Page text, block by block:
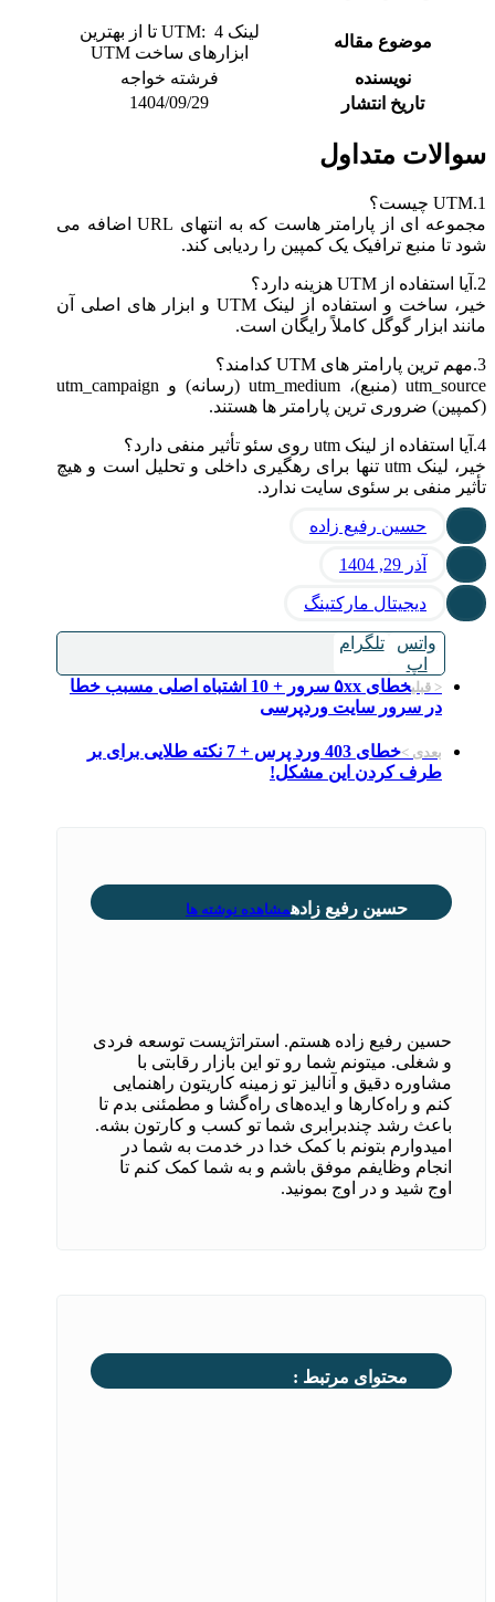
موضوع مقاله
لینک UTM: 4 تا از بهترین
ابزارهای ساخت UTM
نویسنده
فرشته خواجه
تاریخ انتشار
1404/09/29
سوالات متداول
1.UTM چیست؟
مجموعه ای از پارامتر هاست که به انتهای URL اضافه می
شود تا منبع ترافیک یک کمپین را ردیابی کند.
2.آیا استفاده از UTM هزینه دارد؟
خیر، ساخت و استفاده از لینک UTM و ابزار های اصلی آن
مانند ابزار گوگل کاملاً رایگان است.
3.مهم ترین پارامتر های UTM کدامند؟
utm_source (منبع)، utm_medium (رسانه) و utm_campaign
(کمپین) ضروری ترین پارامتر ها هستند.
4.آیا استفاده از لینک utm روی سئو تأثیر منفی دارد؟
خیر، لینک utm تنها برای رهگیری داخلی و تحلیل است و هیچ
تأثیر منفی بر سئوی سایت ندارد.
حسین رفیع زاده
آذر 29, 1404
دیجیتال مارکتینگ
واتس
اپ
تلگرام
< قبلی
خطای ۵xx سرور + 10 اشتباه اصلی مسبب خطا
در سرور سایت وردپرسی
بعدی >
خطای 403 ورد پرس + 7 نکته طلایی برای بر
طرف کردن این مشکل!
حسین رفیع زادهمشاهده نوشته ها
حسین رفیع زاده هستم. استراتژیست توسعه فردی
و شغلی. میتونم شما رو تو این بازار رقابتی با
مشاوره دقیق و آنالیز تو زمینه کاریتون راهنمایی
کنم و راه‌کارها و ایده‌های راه‌گشا و مطمئنی بدم تا
باعث رشد چندبرابری شما تو کسب و کارتون بشه.
امیدوارم بتونم با کمک خدا در خدمت به شما در
انجام وظایفم موفق باشم و به شما کمک کنم تا
اوج شید و در اوج بمونید.
محتوای مرتبط :